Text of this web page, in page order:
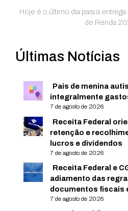
Hoje é o último dia para a
de Renda
Últimas Notícias
Pais de menina
integralmente
7 de agosto de 2026
Receita Federal
retenção e
lucros e dividendos
7 de agosto de 2026
Receita Federal e
adiamento das
documentos fiscais
7 de agosto de 2026